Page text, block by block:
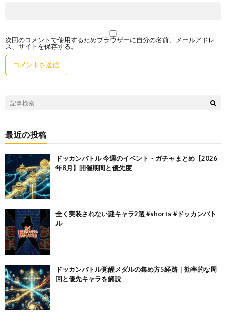
次回のコメントで使用するためブラウザーに自分の名前、メールアドレ
ス、サイトを保存する。
最近の投稿
ドッカンバトル 今週のイベント・ガチャまとめ【2026
年8月】開催期間と優先度
全く実装されない謎キャラ2選 #shorts #ドッカンバト
ル
ドッカンバトル覚醒メダルの集め方5経路｜効率的な周
回と優先キャラを解説